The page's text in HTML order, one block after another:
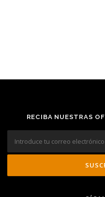
RECIBA NUESTRAS